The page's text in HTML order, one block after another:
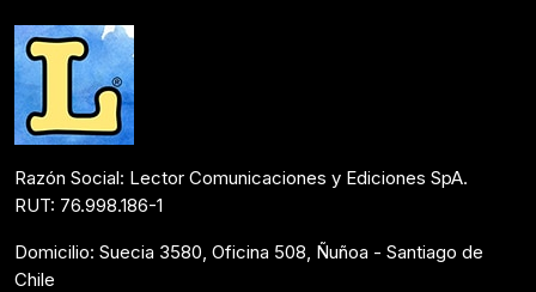
Razón Social: Lector Comunicaciones y Ediciones SpA.
RUT: 76.998.186-1
Domicilio: Suecia 3580, Oficina 508, Ñuñoa - Santiago de
Chile